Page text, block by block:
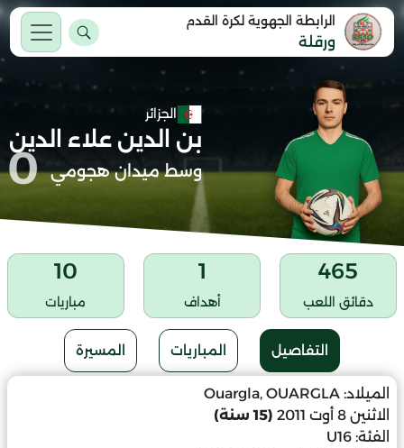
الرابطة الجهوية لكرة القدم
ورقلة
الجزائر
بن الدين علاء الدين
وسط ميدان هجومي 0
465
دقائق اللعب
1
أهداف
10
مباريات
التفاصيل المباريات المسيرة
الميلاد: Ouargla, OUARGLA
الاثنين 8 أوت 2011
(15 سنة)
الفئة: U16